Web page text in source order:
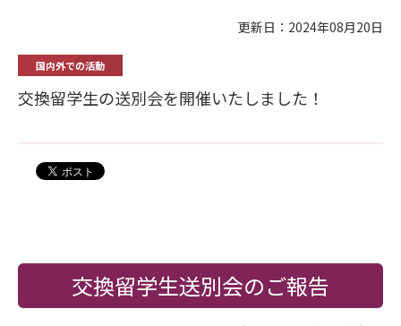
更新日：2024年08月20日
国内外での活動
交換留学生の送別会を開催いたしました！
交換留学生送別会のご報告